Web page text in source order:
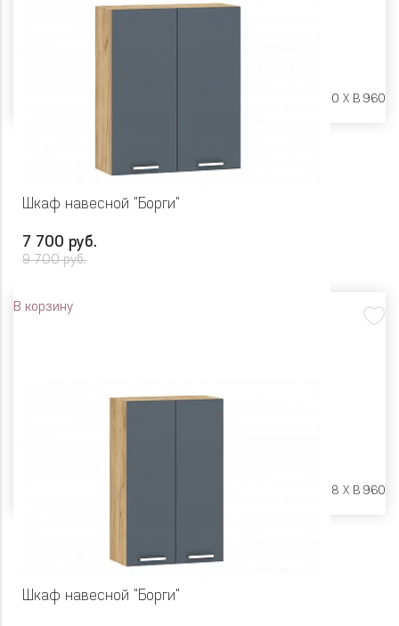
Ш 600 X Г 600 X В 960
Шкаф навесной "Борги"
7 700 руб.
9 700 руб.
В корзину
Ш 800 X Г 318 X В 960
Шкаф навесной "Борги"